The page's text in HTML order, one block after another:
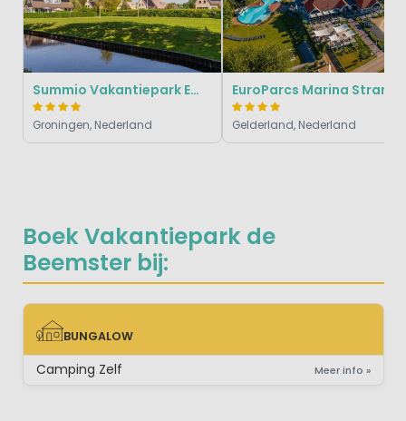
Boek Vakantiepark de
Beemster bij:
BUNGALOW
BUNGALOW
Camping Zelf Meer info »
Summio Vakantiepark Emslandermeer
Groningen, Nederland Gelderland, Nederland